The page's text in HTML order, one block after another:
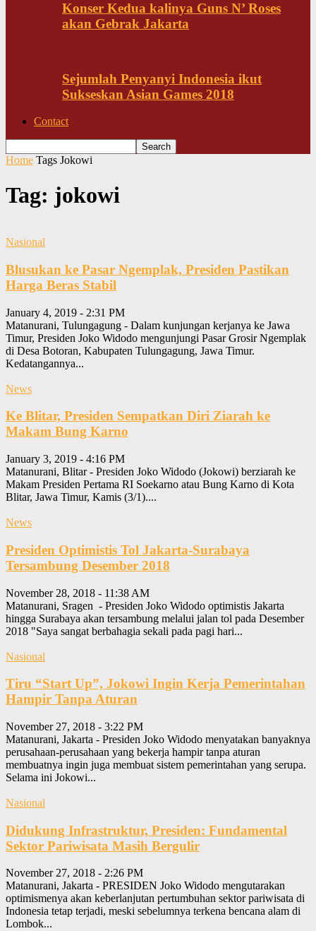
Konser Kedua kalinya Guns N’ Roses
akan Gebrak Jakarta
Sejumlah Penyanyi Indonesia ikut
Sukseskan Asian Games 2018
Contact
Home Tags Jokowi
Tag: jokowi
Nasional
Blusukan ke Pasar Ngemplak, Presiden Pastikan
Harga Beras Stabil
January 4, 2019 - 2:31 PM
Matanurani, Tulungagung - Dalam kunjungan kerjanya ke Jawa
Timur, Presiden Joko Widodo mengunjungi Pasar Grosir Ngemplak
di Desa Botoran, Kabupaten Tulungagung, Jawa Timur.
Kedatangannya...
News
Ke Blitar, Presiden Sempatkan Diri Ziarah ke
Makam Bung Karno
January 3, 2019 - 4:16 PM
Matanurani, Blitar - Presiden Joko Widodo (Jokowi) berziarah ke
Makam Presiden Pertama RI Soekarno atau Bung Karno di Kota
Blitar, Jawa Timur, Kamis (3/1)....
News
Presiden Optimistis Tol Jakarta-Surabaya
Tersambung Desember 2018
November 28, 2018 - 11:38 AM
Matanurani, Sragen - Presiden Joko Widodo optimistis Jakarta
hingga Surabaya akan tersambung melalui jalan tol pada Desember
2018 "Saya sangat berbahagia sekali pada pagi hari...
Nasional
Tiru “Start Up”, Jokowi Ingin Kerja Pemerintahan
Hampir Tanpa Aturan
November 27, 2018 - 3:22 PM
Matanurani, Jakarta - Presiden Joko Widodo menyatakan banyaknya
perusahaan-perusahaan yang bekerja hampir tanpa aturan
membuatnya ingin juga membuat sistem pemerintahan yang serupa.
Selama ini Jokowi...
Nasional
Didukung Infrastruktur, Presiden: Fundamental
Sektor Pariwisata Masih Bergulir
November 27, 2018 - 2:26 PM
Matanurani, Jakarta - PRESIDEN Joko Widodo mengutarakan
optimismenya akan keberlanjutan pertumbuhan sektor pariwisata di
Indonesia tetap terjadi, meski sebelumnya terkena bencana alam di
Lombok...